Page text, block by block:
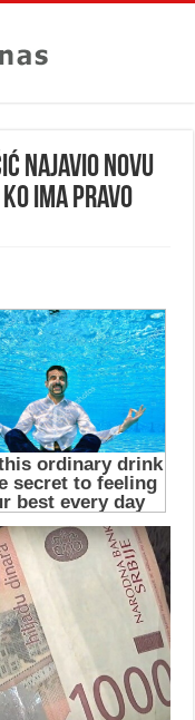
najavio novu
IMA PRAVO